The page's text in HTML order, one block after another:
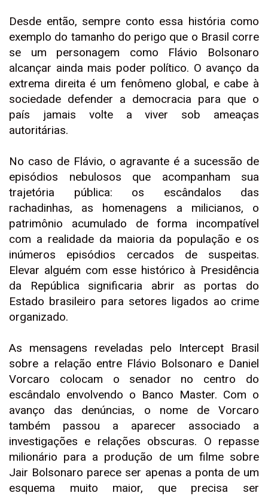
Desde então, sempre conto essa história como
exemplo do tamanho do perigo que o Brasil corre
se um personagem como Flávio Bolsonaro
alcançar ainda mais poder político. O avanço da
extrema direita é um fenômeno global, e cabe à
sociedade defender a democracia para que o
país jamais volte a viver sob ameaças
autoritárias.
No caso de Flávio, o agravante é a sucessão de
episódios nebulosos que acompanham sua
trajetória pública: os escândalos das
rachadinhas, as homenagens a milicianos, o
patrimônio acumulado de forma incompatível
com a realidade da maioria da população e os
inúmeros episódios cercados de suspeitas.
Elevar alguém com esse histórico à Presidência
da República significaria abrir as portas do
Estado brasileiro para setores ligados ao crime
organizado.
As mensagens reveladas pelo Intercept Brasil
sobre a relação entre Flávio Bolsonaro e Daniel
Vorcaro colocam o senador no centro do
escândalo envolvendo o Banco Master. Com o
avanço das denúncias, o nome de Vorcaro
também passou a aparecer associado a
investigações e relações obscuras. O repasse
milionário para a produção de um filme sobre
Jair Bolsonaro parece ser apenas a ponta de um
esquema muito maior, que precisa ser